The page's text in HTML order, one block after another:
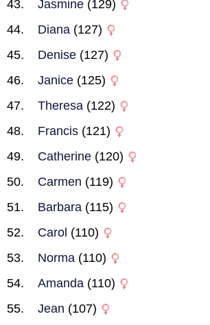
Jasmine (129)
Diana (127)
Denise (127)
Janice (125)
Theresa (122)
Francis (121)
Catherine (120)
Carmen (119)
Barbara (115)
Carol (110)
Norma (110)
Amanda (110)
Jean (107)